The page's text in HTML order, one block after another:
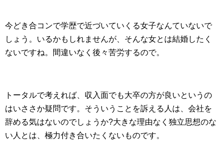
今どき合コンで学歴で近づいていくる女子なんていないで
しょう。いるかもしれませんが、そんな女とは結婚したく
ないですね。間違いなく後々苦労するので。
トータルで考えれば、収入面でも大卒の方が良いというの
はいささか疑問です。そういうことを訴える人は、会社を
辞める気はないのでしょうか?大きな理由なく独立思想のな
い人とは、極力付き合いたくないものです。